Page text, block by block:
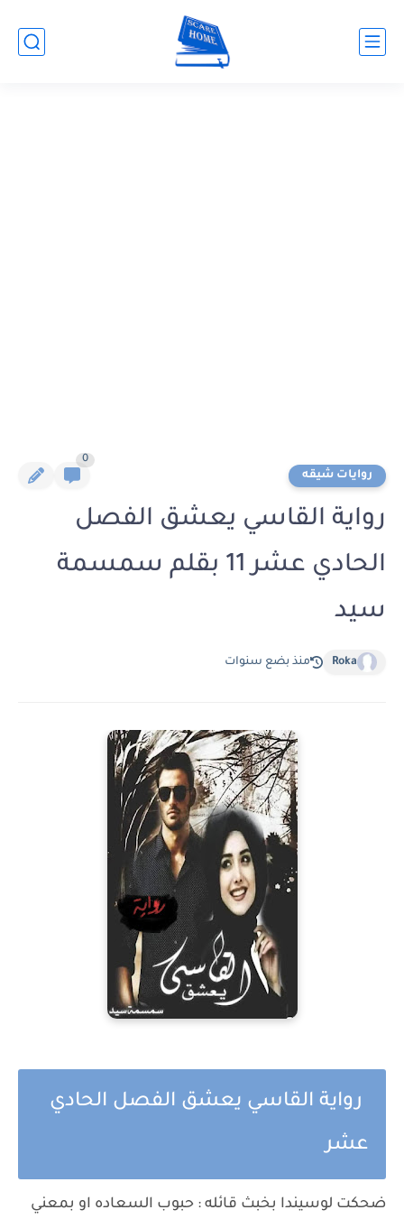
روايات شيقه
0
رواية القاسي يعشق الفصل
الحادي عشر 11 بقلم سمسمة
سيد
Roka منذ بضع سنوات
رواية القاسي يعشق الفصل الحادي
عشر
ضحكت لوسيندا بخبث قائله : حبوب السعاده او بمعني